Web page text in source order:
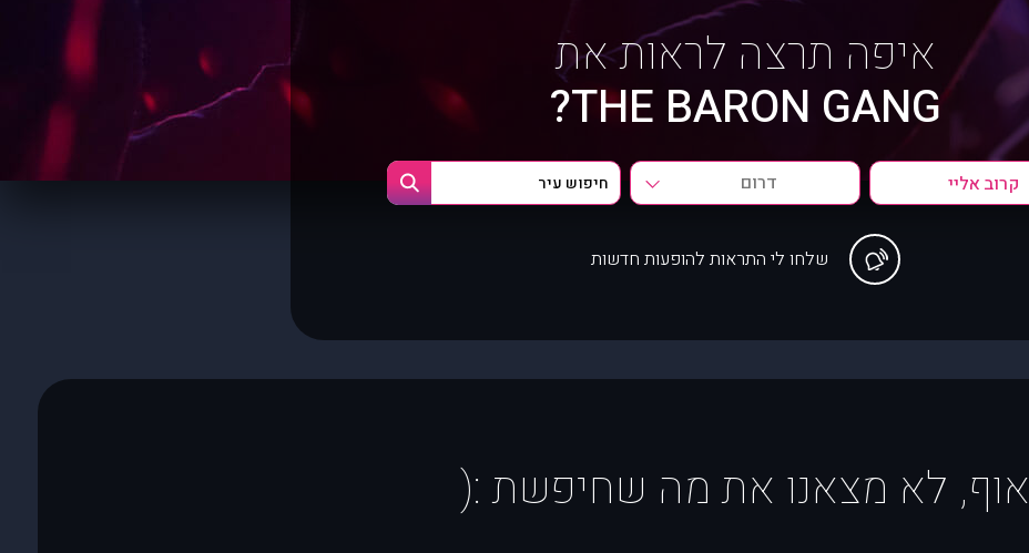
איפה תרצה לראות את
THE BARON GANG?
דרום
שלחו לי התראות להופעות חדשות
אוף, לא מצאנו את מה שחיפשת :(